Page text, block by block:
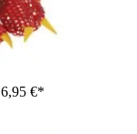
6,95 €*